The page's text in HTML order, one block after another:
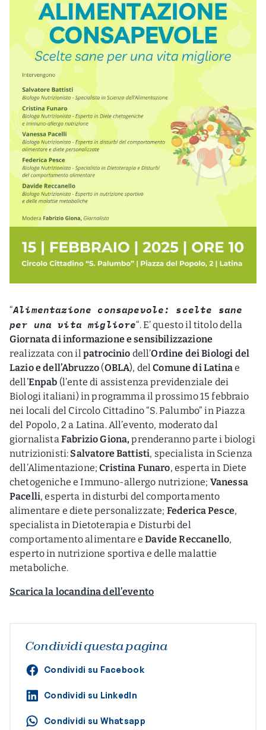
“Alimentazione consapevole: scelte sane
per una vita migliore“. E’ questo il titolo della
Giornata di informazione e sensibilizzazione
realizzata con ilpatrocinio dell’Ordine dei Biologi del
Lazio e dell’Abruzzo (OBLA), delComune di Latinae
dell’Enpab (l’ente di assistenza previdenziale dei
Biologi italiani) in programma il prossimo 15 febbraio
nei locali del Circolo Cittadino “S. Palumbo” in Piazza
del Popolo, 2 a Latina. All’evento, moderato dal
giornalistaFabrizio Giona,prenderanno parte i biologi
nutrizionisti: Salvatore Battisti, specialista in Scienza
dell’Alimentazione;Cristina Funaro, esperta in Diete
chetogeniche e Immuno-allergo nutrizione; Vanessa
Pacelli, esperta in disturbi del comportamento
alimentare e diete personalizzate; Federica Pesce,
specialista in Dietoterapia e Disturbi del
comportamento alimentare eDavide Reccanello,
esperto in nutrizione sportiva e delle malattie
metaboliche.
Scarica la locandina dell’evento
Condividi questa pagina
Condividi su Facebook
Condividi su LinkedIn
Condividi su Whatsapp